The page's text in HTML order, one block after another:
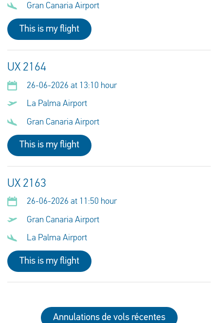
Gran Canaria Airport
This is my flight
UX 2164
26-06-2026 at 13:10 hour
La Palma Airport
Gran Canaria Airport
This is my flight
UX 2163
26-06-2026 at 11:50 hour
Gran Canaria Airport
La Palma Airport
This is my flight
Annulations de vols récentes